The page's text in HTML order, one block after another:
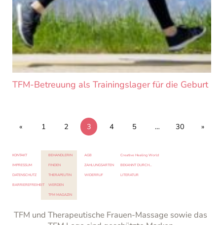
TFM-Betreuung als Trainingslager für die Geburt
« 1 2 3 4 5 … 30 »
KONTAKT
IMPRESSUM
DATENSCHUTZ
BARRIEREFREIHEIT
BEHANDLERIN
FINDEN
THERAPEUTIN
WERDEN
TFM MAGAZIN
Creative Healing World
BEKANNT DURCH…
LITERATUR
AGB
ZAHLUNGSARTEN
WIDERRUF
TFM und Therapeutische Frauen-Massage sowie das